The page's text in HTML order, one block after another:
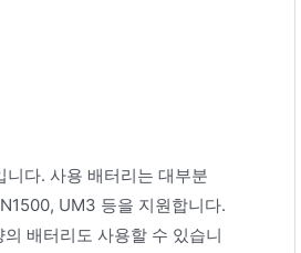
다. 사용 배터리는 대부분
UM3 등을 지원합니다.
배터리도 사용할 수 있습니